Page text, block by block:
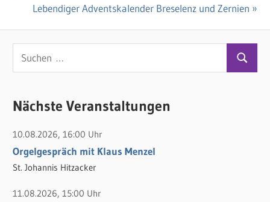
Nächster
Lebendiger Adventskalender Breselenz und Zernien
u
h
n
n
a
c
Nächste Veranstaltungen
10.08.2026, 16:00 Uhr
Orgelgespräch mit Klaus Menzel
St. Johannis Hitzacker
11.08.2026, 15:00 Uhr